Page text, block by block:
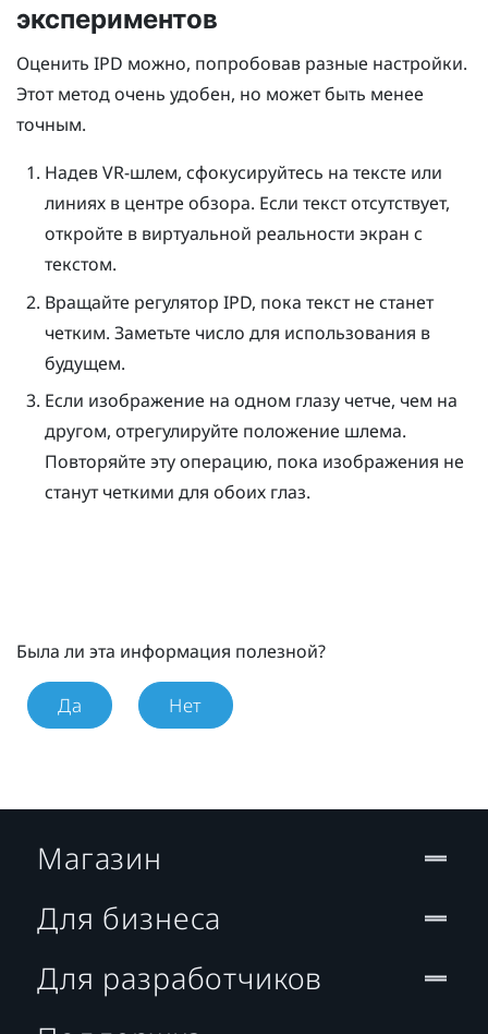
экспериментов
Оценить IPD можно, попробовав разные настройки.
Этот метод очень удобен, но может быть менее
точным.
Надев VR-шлем, сфокусируйтесь на тексте или
линиях в центре обзора. Если текст отсутствует,
откройте в виртуальной реальности экран с
текстом.
Вращайте регулятор IPD, пока текст не станет
четким. Заметьте число для использования в
будущем.
Если изображение на одном глазу четче, чем на
другом, отрегулируйте положение шлема.
Повторяйте эту операцию, пока изображения не
станут четкими для обоих глаз.
Была ли эта информация полезной?
Да Нет
Магазин
Для бизнеса
Для разработчиков